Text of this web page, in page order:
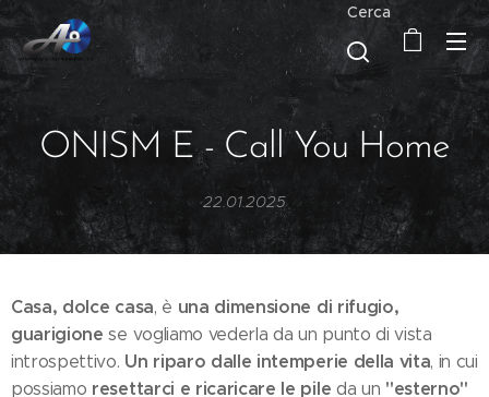
Cerca
ONISM E - Call You Home
22.01.2025
Casa, dolce casa, è una dimensione di rifugio,
guarigione se vogliamo vederla da un punto di vista
introspettivo. Un riparo dalle intemperie della vita, in cui
possiamo resettarci e ricaricare le pile da un "esterno"